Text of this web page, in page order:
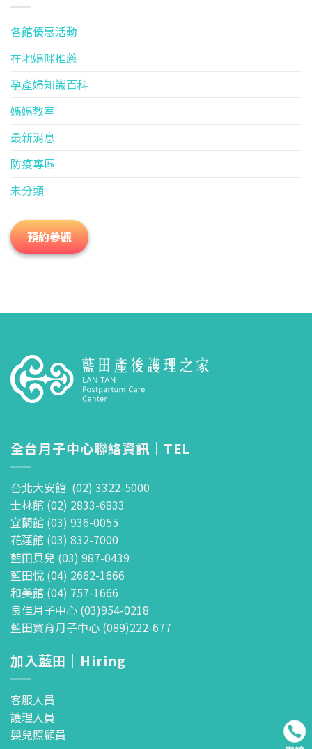
各館優惠活動
在地媽咪推薦
孕產婦知識百科
媽媽教室
最新消息
防疫專區
未分類
預約參觀
全台月子中心聯絡資訊｜TEL
台北大安館 (02) 3322-5000
士林館 (02) 2833-6833
宜蘭館 (03) 936-0055
花蓮館 (03) 832-7000
藍田貝兒 (03) 987-0439
藍田悅 (04) 2662-1666
和美館 (04) 757-1666
良佳月子中心 (03)954-0218
藍田寶育月子中心 (089)222-677
加入藍田｜Hiring
客服人員
護理人員
嬰兒照顧員